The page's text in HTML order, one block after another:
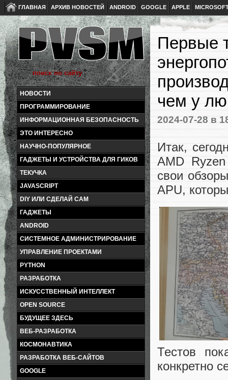
ГЛАВНАЯ АРХИВ НОВОСТЕЙ ANDROID GOOGLE APPLE
НОВОСТИ
ПРОГРАММИРОВАНИЕ
ИНФОРМАЦИОННАЯ БЕЗОПАСНОСТЬ
ЭТО ИНТЕРЕСНО
НАУЧНО-ПОПУЛЯРНОЕ
ГАДЖЕТЫ И УСТРОЙСТВА ДЛЯ ГИКОВ
ТЕКУЧКА
JAVASCRIPT
DIY ИЛИ СДЕЛАЙ САМ
ГАДЖЕТЫ
ANDROID
СИСТЕМНОЕ АДМИНИСТРИРОВАНИЕ
УПРАВЛЕНИЕ ПРОЕКТАМИ
PYTHON
РАЗРАБОТКА
ИСКУССТВЕННЫЙ ИНТЕЛЛЕКТ
OPEN SOURCE
БУДУЩЕЕ ЗДЕСЬ
ВЕБ-РАЗРАБОТКА
КОСМОНАВТИКА
РАЗРАБОТКА ВЕБ-САЙТОВ
GOOGLE
Первые
чем у
2024-07-28 в
Итак,
AMD
свои
APU,
Тестов
конкретно